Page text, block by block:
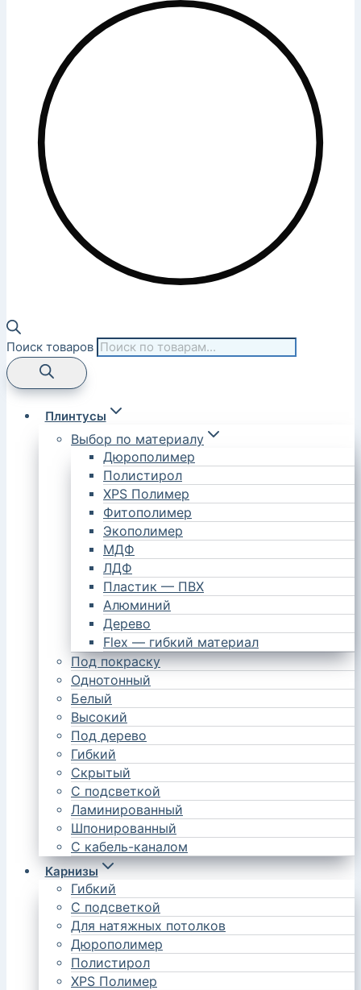
Поиск товаров
Плинтусы
Выбор по материалу
Дюрополимер
Полистирол
XPS Полимер
Фитополимер
Экополимер
МДФ
ЛДФ
Пластик — ПВХ
Алюминий
Дерево
Flex — гибкий материал
Под покраску
Однотонный
Белый
Высокий
Под дерево
Гибкий
Скрытый
С подсветкой
Ламинированный
Шпонированный
С кабель-каналом
Карнизы
Гибкий
С подсветкой
Для натяжных потолков
Дюрополимер
Полистирол
XPS Полимер